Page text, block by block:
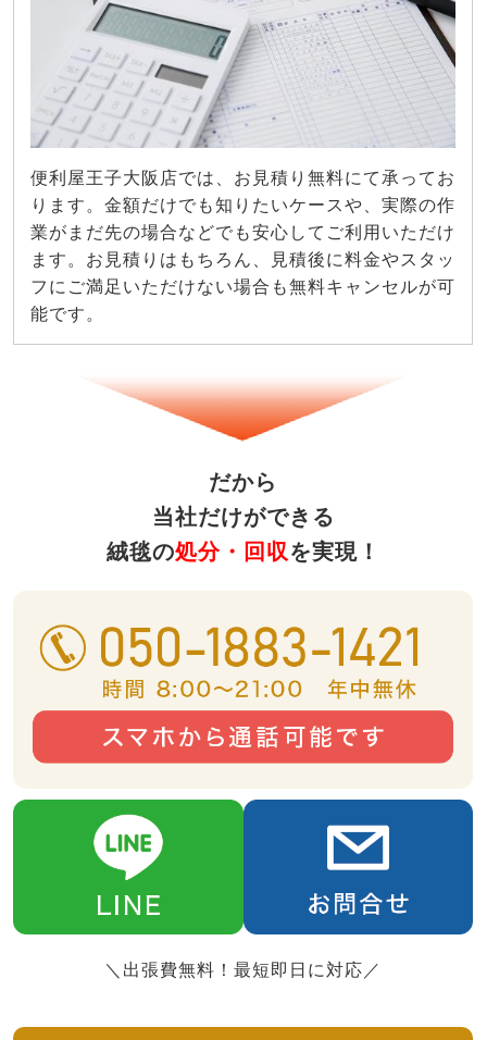
便利屋王子大阪店では、お見積り無料にて承ってお
ります。金額だけでも知りたいケースや、実際の作
業がまだ先の場合などでも安心してご利用いただけ
ます。お見積りはもちろん、見積後に料金やスタッ
フにご満足いただけない場合も無料キャンセルが可
能です。
だから
当社だけができる
絨毯の処分・回収を実現！
＼出張費無料！最短即日に対応／